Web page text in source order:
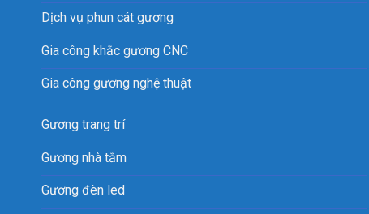
Dịch vụ phun cát gương
Gia công khắc gương CNC
Gia công gương nghệ thuật
Gương trang trí
Gương nhà tắm
Gương đèn led